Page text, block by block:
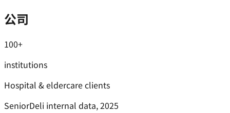
公司
100+
institutions
Hospital & eldercare clients
SeniorDeli internal data, 2025